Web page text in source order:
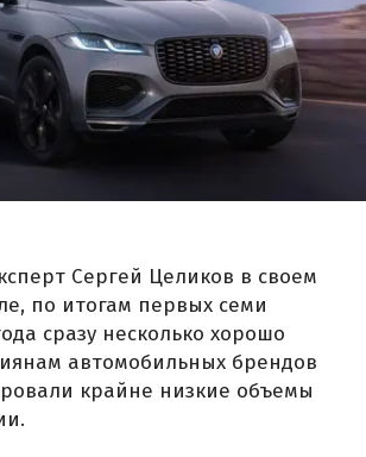
Сергей Целиков в своем
по итогам первых семи
сразу несколько хорошо
автомобильных брендов
крайне низкие объемы